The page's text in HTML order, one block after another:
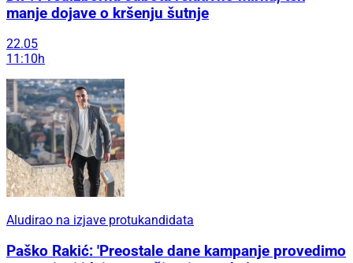
manje dojave o kršenju šutnje
22.05
11:10h
Aludirao na izjave protukandidata
Paško Rakić: 'Preostale dane kampanje provedimo